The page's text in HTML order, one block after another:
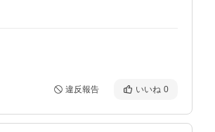
違反報告 いいね 0